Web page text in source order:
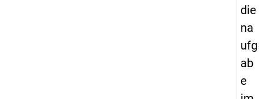
die
na
ufg
ab
e